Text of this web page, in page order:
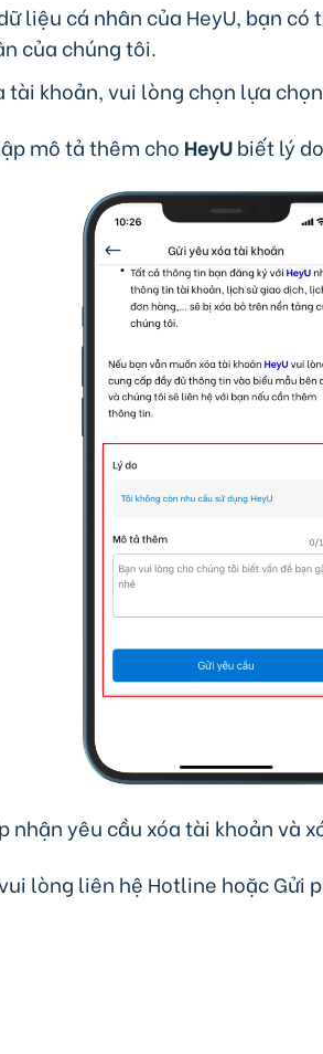
liệu cá nhân của HeyU, bạn
của chúng tôi.
khoản, vui lòng chọn lựa
mô tả thêm cho HeyUbiết lý
nhận yêu cầu xóa tài khoản và
lòng liên hệ Hotline hoặc Gửi